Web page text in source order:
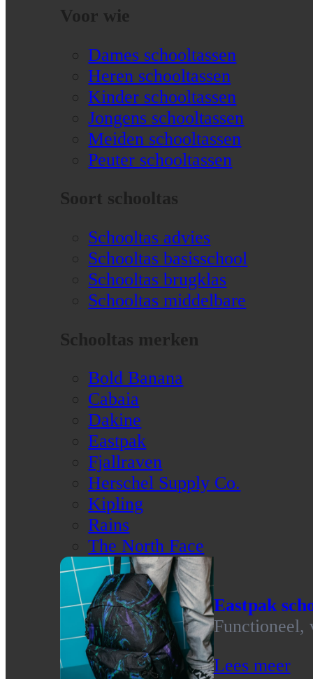
Voor wie
Dames schooltassen
Heren schooltassen
Kinder schooltassen
Jongens schooltassen
Meiden schooltassen
Peuter schooltassen
Soort schooltas
Schooltas advies
Schooltas basisschool
Schooltas brugklas
Schooltas middelbare
Schooltas merken
Bold Banana
Cabaia
Dakine
Eastpak
Fjallraven
Herschel Supply Co.
Kipling
Rains
The North Face
Eastpak
Functioneel,
Lees meer